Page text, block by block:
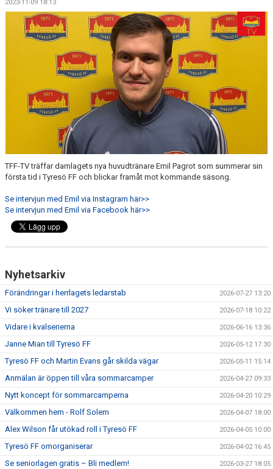
2023-11-09 18:13
TFF-TV träffar damlagets nya huvudtränare Emil Pagrot som summerar sin
första tid i Tyresö FF och blickar framåt mot kommande säsong.
Se intervjun med Emil via Instagram här>>
Se intervjun med Emil via Facebook här>>
Nyhetsarkiv
Förändringar i herrlagets ledarstab 2026-07-27 13:20
Vi söker tränare till 2027 2026-07-18 10:22
Vidare i kvalserierna 2026-06-16 13:36
Janne Mian till Tyresö FF 2026-05-12 17:30
Tyresö FF och Martin Evans går skilda vägar 2026-05-11 15:14
Anmälan är öppen till våra sommarcamper 2026-04-27 09:33
Nytt koncept för sommarcamperna 2026-04-20 10:29
Välkommen hem - Rolf Solem 2026-04-07 18:00
Alex Wilson får utökad roll i Tyresö FF 2026-04-05 10:00
Tyresö FF omorganiserar 2026-04-02 16:45
Se seniorlagen gratis – Bli medlem! 2026-03-27 18:05